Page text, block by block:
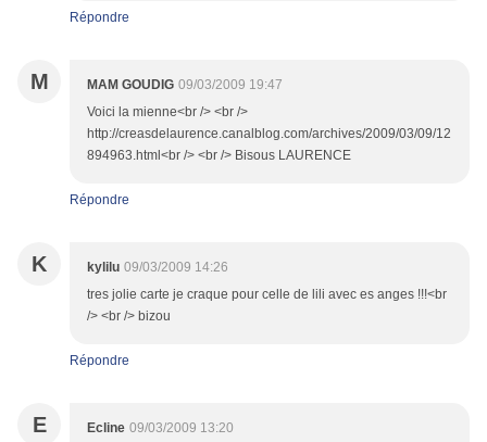
Répondre
M MAM GOUDIG 09/03/2009 19:47
Voici la mienne<br /> <br />
http://creasdelaurence.canalblog.com/archives/2009/03/09/12
894963.html<br /> <br /> Bisous LAURENCE
Répondre
K kylilu 09/03/2009 14:26
tres jolie carte je craque pour celle de lili avec es anges !!!<br
/> <br /> bizou
Répondre
E Ecline 09/03/2009 13:20